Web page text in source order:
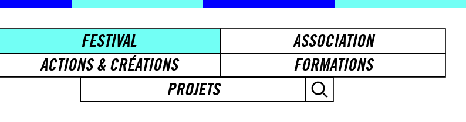
FESTIVAL
ASSOCIATION
ACTIONS & CRÉATIONS
FORMATIONS
PROJETS